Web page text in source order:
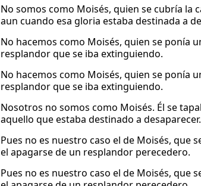
No somos como Moisés, quien se cubría la
aun cuando esa gloria estaba destinada a
No hacemos como Moisés, quien se ponía
resplandor que se iba extinguiendo.
No hacemos como Moisés, quien se ponía
resplandor que se iba extinguiendo.
Nosotros no somos como Moisés. Él se
aquello que estaba destinado a desaparecer.
Pues no es nuestro caso el de Moisés, que
el apagarse de un resplandor perecedero.
Pues no es nuestro caso el de Moisés, que